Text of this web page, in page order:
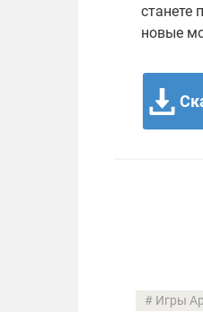
станете
новые
Игры